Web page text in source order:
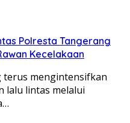
Polresta Tangerang
Kecelakaan
terus mengintensifkan
lalu lintas melalui